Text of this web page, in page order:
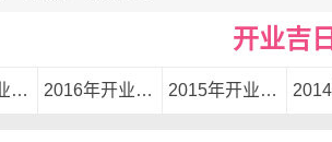
开业吉日
2017年开业黄道吉日 2016年开业黄道吉日 2015年开业黄道吉日